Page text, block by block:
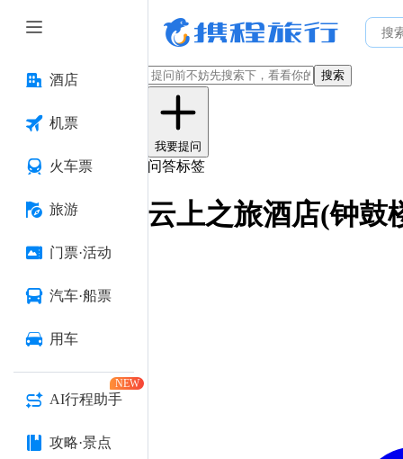
酒店
机票
火车票
旅游
门票·活动
汽车·船票
用车
AI行程助手
NEW
攻略·景点
搜索
我要提问
问答标签
云上之旅酒店(钟鼓